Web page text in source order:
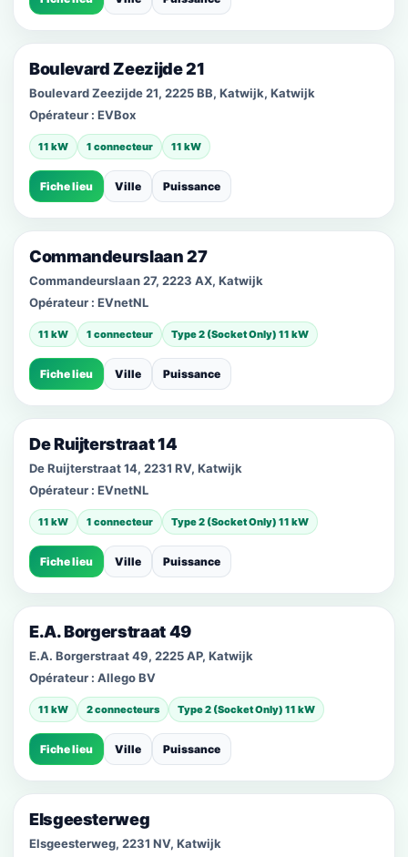
Boulevard Zeezijde 21
Boulevard Zeezijde 21, 2225 BB, Katwijk, Katwijk
Opérateur : EVBox
11 kW 1 connecteur 11 kW
Fiche lieu Ville Puissance
Commandeurslaan 27
Commandeurslaan 27, 2223 AX, Katwijk
Opérateur : EVnetNL
11 kW 1 connecteur Type 2 (Socket Only) 11 kW
Fiche lieu Ville Puissance
De Ruijterstraat 14
De Ruijterstraat 14, 2231 RV, Katwijk
Opérateur : EVnetNL
11 kW 1 connecteur Type 2 (Socket Only) 11 kW
Fiche lieu Ville Puissance
E.A. Borgerstraat 49
E.A. Borgerstraat 49, 2225 AP, Katwijk
Opérateur : Allego BV
11 kW 2 connecteurs Type 2 (Socket Only) 11 kW
Fiche lieu Ville Puissance
Elsgeesterweg
Elsgeesterweg, 2231 NV, Katwijk